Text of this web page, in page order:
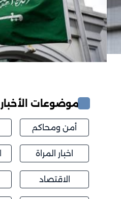
موضوعات الأخبار
أمن ومحاكم
اخبار المراة
الاقتصاد